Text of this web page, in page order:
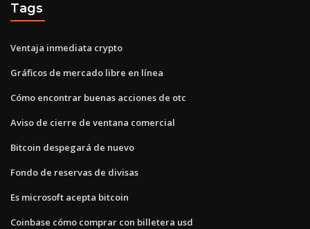
Tags
Ventaja inmediata crypto
Gráficos de mercado libre en línea
Cómo encontrar buenas acciones de otc
Aviso de cierre de ventana comercial
Bitcoin despegará de nuevo
Fondo de reservas de divisas
Es microsoft acepta bitcoin
Coinbase cómo comprar con billetera usd